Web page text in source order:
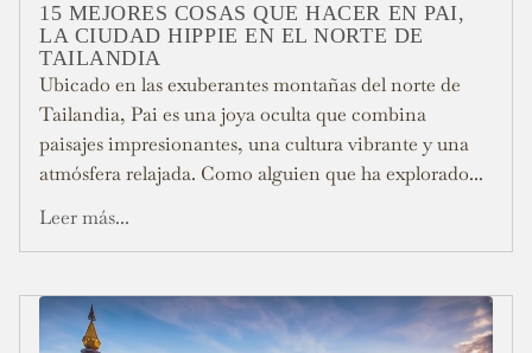
15 MEJORES COSAS QUE HACER EN PAI,
LA CIUDAD HIPPIE EN EL NORTE DE
TAILANDIA
Ubicado en las exuberantes montañas del norte de
Tailandia, Pai es una joya oculta que combina
paisajes impresionantes, una cultura vibrante y una
atmósfera relajada. Como alguien que ha explorado...
Leer más...